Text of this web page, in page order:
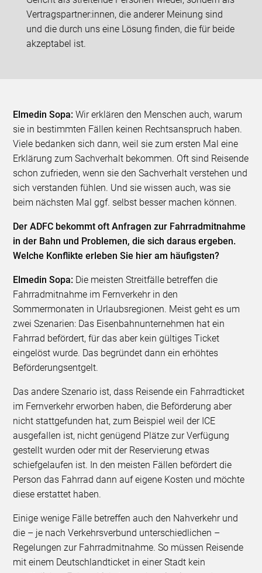
Vertragspartner:innen, die anderer Meinung sind
und die durch uns eine Lösung finden, die für beide
akzeptabel ist.
Elmedin Sopa: Wir erklären den Menschen auch, warum
sie in bestimmten Fällen keinen Rechtsanspruch haben.
Viele bedanken sich dann, weil sie zum ersten Mal eine
Erklärung zum Sachverhalt bekommen. Oft sind Reisende
schon zufrieden, wenn sie den Sachverhalt verstehen und
sich verstanden fühlen. Und sie wissen auch, was sie
beim nächsten Mal ggf. selbst besser machen können.
Der ADFC bekommt oft Anfragen zur Fahrradmitnahme
in der Bahn und Problemen, die sich daraus ergeben.
Welche Konflikte erleben Sie hier am häufigsten?
Elmedin Sopa: Die meisten Streitfälle betreffen die
Fahrradmitnahme im Fernverkehr in den
Sommermonaten in Urlaubsregionen. Meist geht es um
zwei Szenarien: Das Eisenbahnunternehmen hat ein
Fahrrad befördert, für das aber kein gültiges Ticket
eingelöst wurde. Das begründet dann ein erhöhtes
Beförderungsentgelt.
Das andere Szenario ist, dass Reisende ein Fahrradticket
im Fernverkehr erworben haben, die Beförderung aber
nicht stattgefunden hat, zum Beispiel weil der ICE
ausgefallen ist, nicht genügend Plätze zur Verfügung
gestellt wurden oder mit der Reservierung etwas
schiefgelaufen ist. In den meisten Fällen befördert die
Person das Fahrrad dann auf eigene Kosten und möchte
diese erstattet haben.
Einige wenige Fälle betreffen auch den Nahverkehr und
die – je nach Verkehrsverbund unterschiedlichen –
Regelungen zur Fahrradmitnahme. So müssen Reisende
mit einem Deutschlandticket in einer Stadt kein